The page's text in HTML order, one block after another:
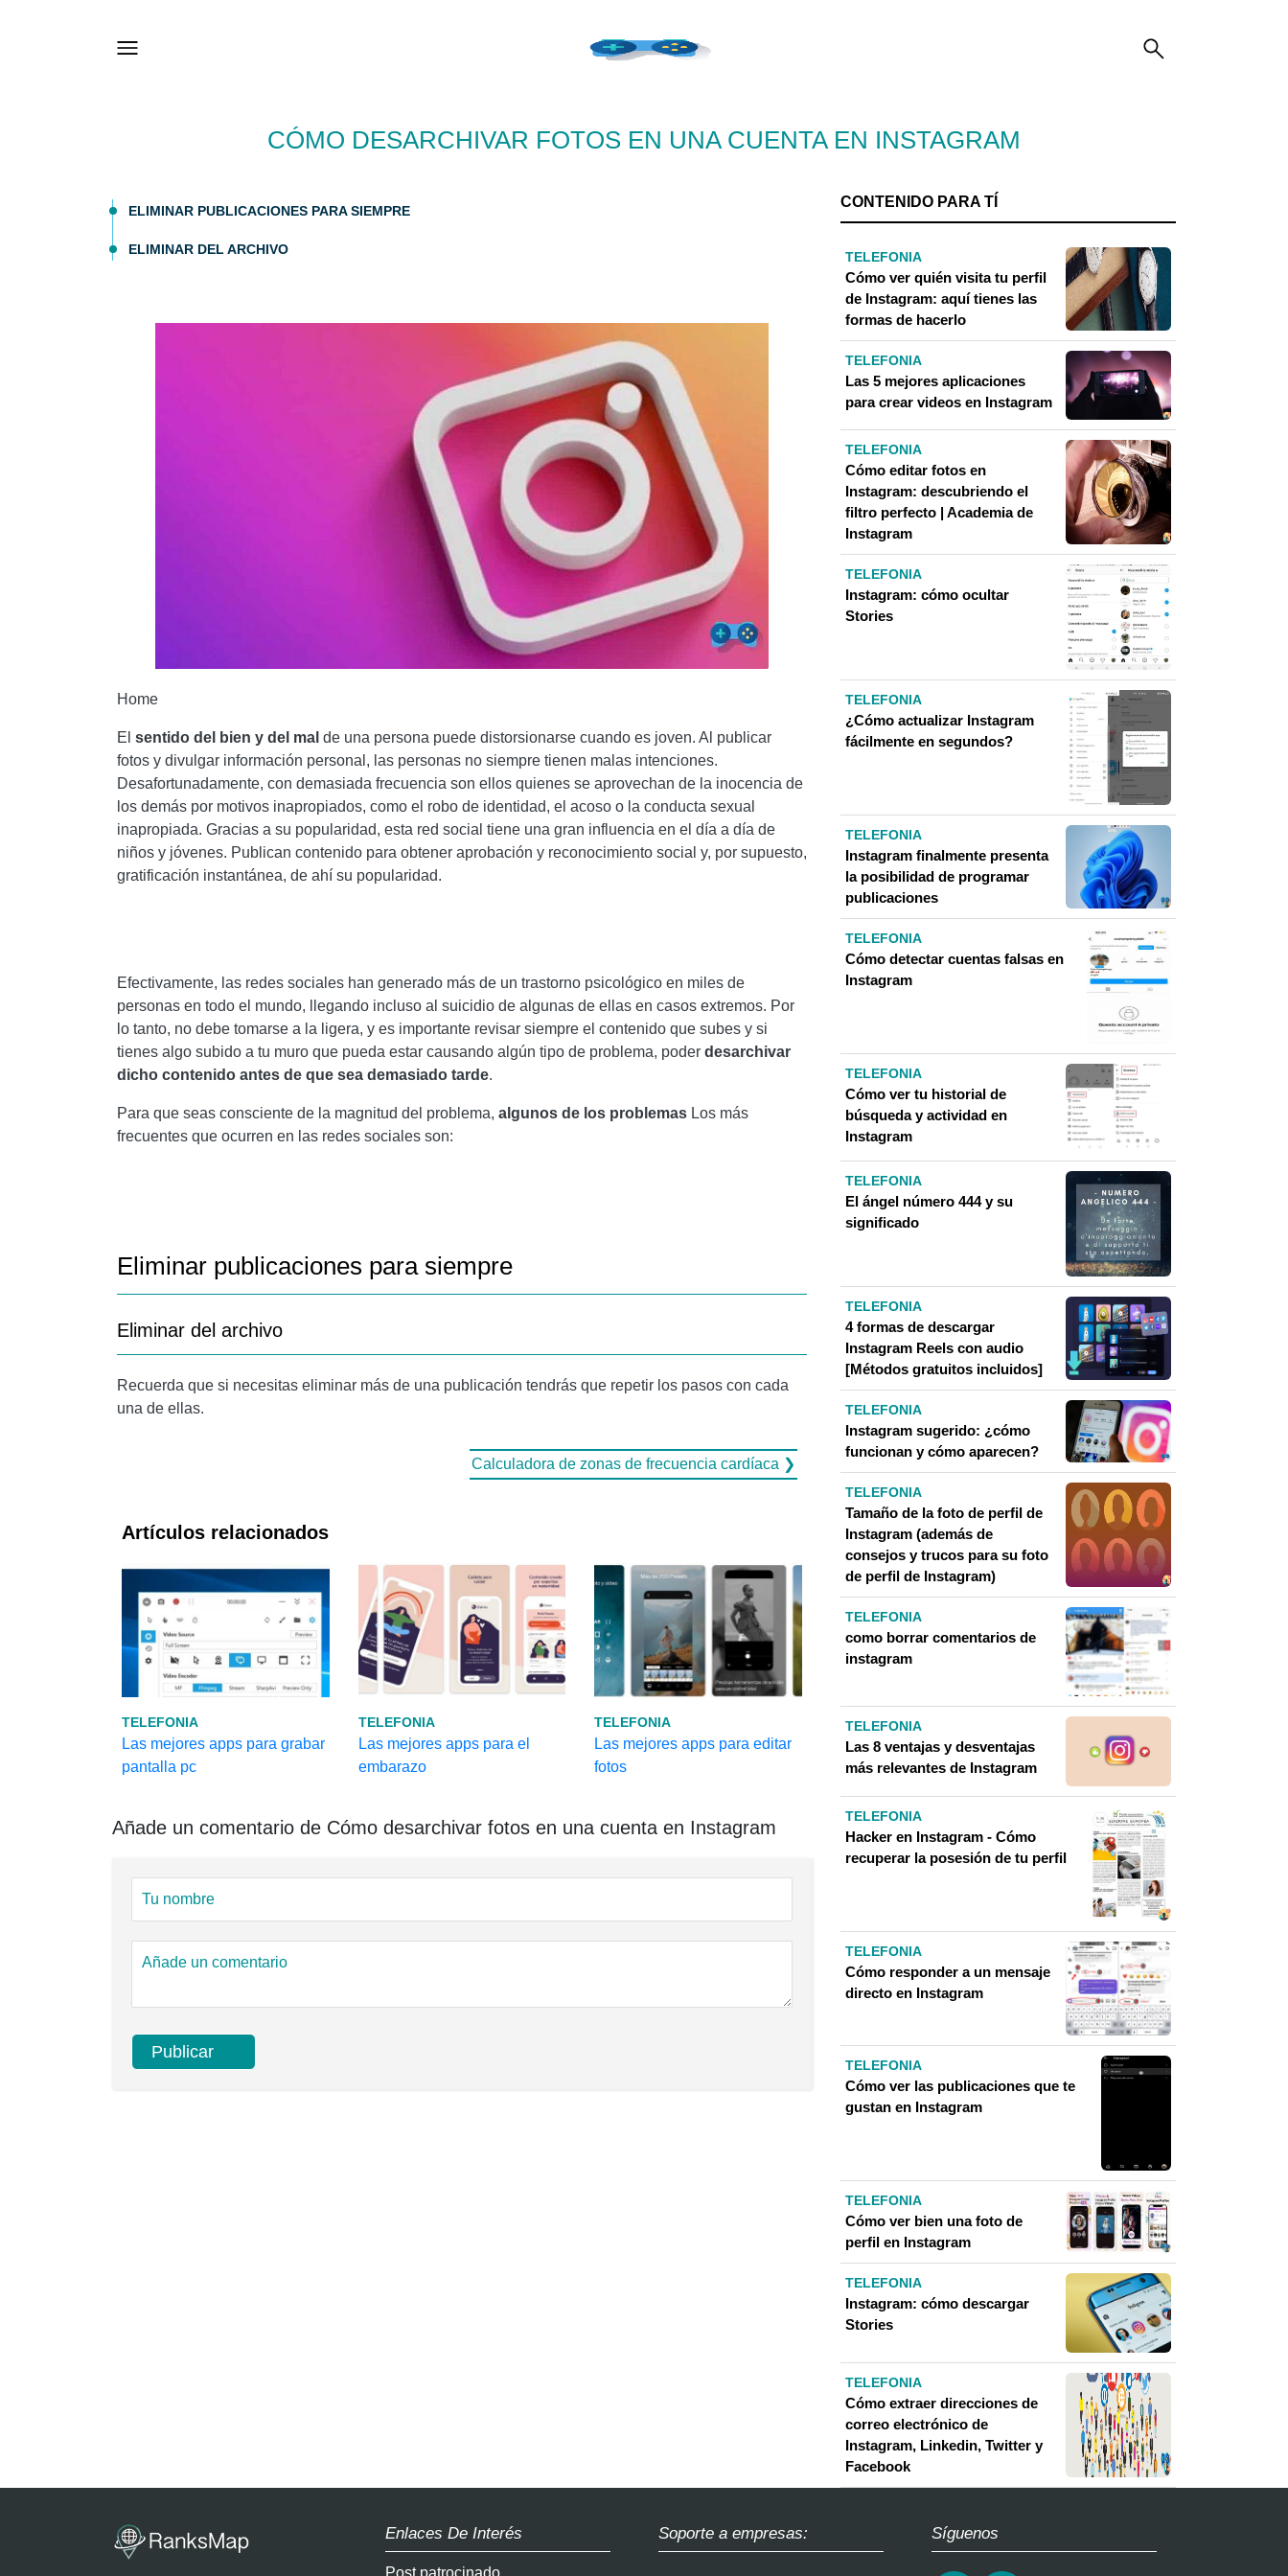
CÓMO DESARCHIVAR FOTOS EN UNA CUENTA EN INSTAGRAM
ELIMINAR PUBLICACIONES PARA SIEMPRE
ELIMINAR DEL ARCHIVO
Home
El sentido del bien y del mal de una persona puede distorsionarse cuando es joven. Al publicar
fotos y divulgar información personal, las personas no siempre tienen malas intenciones.
Desafortunadamente, con demasiada frecuencia son ellos quienes se aprovechan de la inocencia de
los demás por motivos inapropiados, como el robo de identidad, el acoso o la conducta sexual
inapropiada. Gracias a su popularidad, esta red social tiene una gran influencia en el día a día de
niños y jóvenes. Publican contenido para obtener aprobación y reconocimiento social y, por supuesto,
gratificación instantánea, de ahí su popularidad.
Efectivamente, las redes sociales han generado más de un trastorno psicológico en miles de
personas en todo el mundo, llegando incluso al suicidio de algunas de ellas en casos extremos. Por
lo tanto, no debe tomarse a la ligera, y es importante revisar siempre el contenido que subes y si
tienes algo subido a tu muro que pueda estar causando algún tipo de problema, poder desarchivar
dicho contenido antes de que sea demasiado tarde.
Para que seas consciente de la magnitud del problema, algunos de los problemas Los más
frecuentes que ocurren en las redes sociales son:
Eliminar publicaciones para siempre
Eliminar del archivo
Recuerda que si necesitas eliminar más de una publicación tendrás que repetir los pasos con cada
una de ellas.
Calculadora de zonas de frecuencia cardíaca ❯
Artículos relacionados
TELEFONIA
Las mejores apps para grabar
pantalla pc
TELEFONIA
Las mejores apps para el
embarazo
TELEFONIA
Las mejores apps para editar
fotos
Añade un comentario de Cómo desarchivar fotos en una cuenta en Instagram
CONTENIDO PARA TÍ
TELEFONIA
Cómo ver quién visita tu perfil
de Instagram: aquí tienes las
formas de hacerlo
TELEFONIA
Las 5 mejores aplicaciones
para crear videos en Instagram
TELEFONIA
Cómo editar fotos en
Instagram: descubriendo el
filtro perfecto | Academia de
Instagram
TELEFONIA
Instagram: cómo ocultar
Stories
TELEFONIA
¿Cómo actualizar Instagram
fácilmente en segundos?
TELEFONIA
Instagram finalmente presenta
la posibilidad de programar
publicaciones
TELEFONIA
Cómo detectar cuentas falsas en
Instagram
TELEFONIA
Cómo ver tu historial de
búsqueda y actividad en
Instagram
TELEFONIA
El ángel número 444 y su
significado
TELEFONIA
4 formas de descargar
Instagram Reels con audio
[Métodos gratuitos incluidos]
TELEFONIA
Instagram sugerido: ¿cómo
funcionan y cómo aparecen?
TELEFONIA
Tamaño de la foto de perfil de
Instagram (además de
consejos y trucos para su foto
de perfil de Instagram)
TELEFONIA
como borrar comentarios de
instagram
TELEFONIA
Las 8 ventajas y desventajas
más relevantes de Instagram
TELEFONIA
Hacker en Instagram - Cómo
recuperar la posesión de tu perfil
TELEFONIA
Cómo responder a un mensaje
directo en Instagram
TELEFONIA
Cómo ver las publicaciones que te
gustan en Instagram
TELEFONIA
Cómo ver bien una foto de
perfil en Instagram
TELEFONIA
Instagram: cómo descargar
Stories
TELEFONIA
Cómo extraer direcciones de
correo electrónico de
Instagram, Linkedin, Twitter y
Facebook
Enlaces De Interés
Post patrocinado
Soporte a empresas: Síguenos